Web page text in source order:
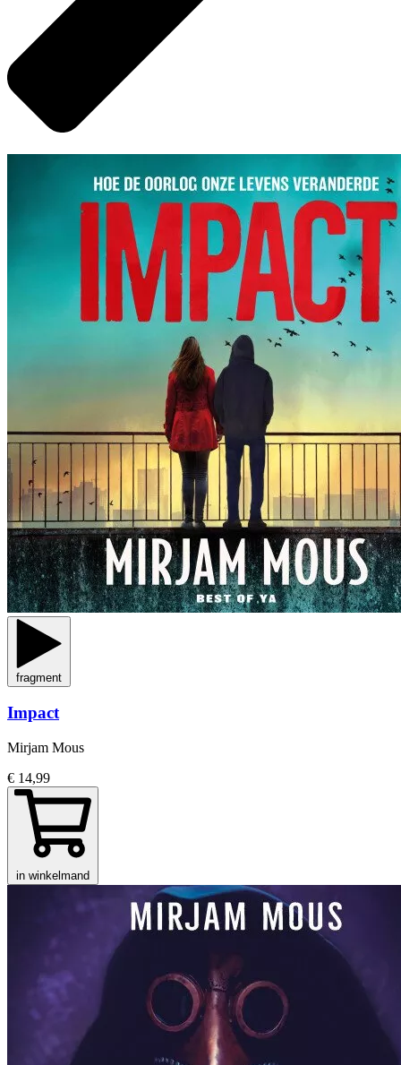
fragment
Impact
Mirjam Mous
€ 14,99
in winkelmand